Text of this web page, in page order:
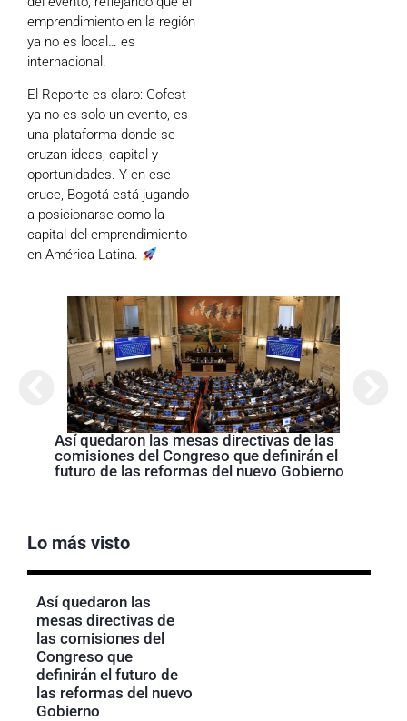
emprendimiento en la región
ya no es local… es
internacional.
El Reporte es claro: Gofest
ya no es solo un evento, es
una plataforma donde se
cruzan ideas, capital y
oportunidades. Y en ese
cruce, Bogotá está jugando
a posicionarse como la
capital del emprendimiento
en América Latina.
Así quedaron las mesas directivas de las
comisiones del Congreso que definirán el
futuro de las reformas del nuevo Gobierno
Lo más visto
Así quedaron las
mesas directivas de
las comisiones del
Congreso que
definirán el futuro de
las reformas del nuevo
Gobierno